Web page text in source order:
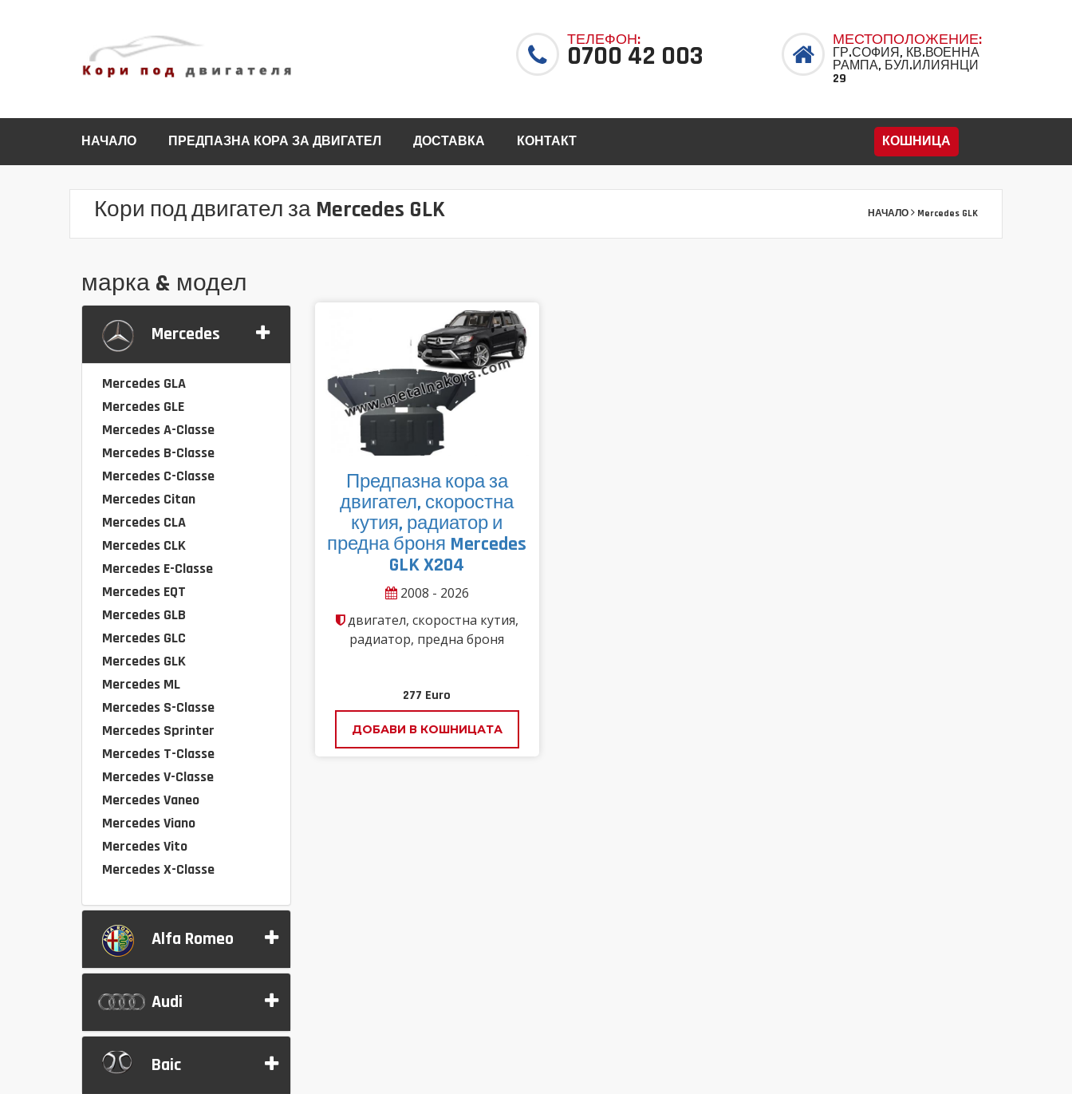
ТЕЛЕФОН:
0700 42 003 МЕСТОПОЛОЖЕНИЕ:
ГР.СОФИЯ, КВ.ВОЕННА
РАМПА, БУЛ.ИЛИЯНЦИ
29
НАЧАЛО ПРЕДПАЗНА КОРА ЗА ДВИГАТЕЛ ДОСТАВКА КОНТАКТ КОШНИЦА
Кори под двигател за Mercedes GLK НАЧАЛО Mercedes GLK
марка & модел
Mercedes
Mercedes GLA
Mercedes GLE
Mercedes A-Classe
Mercedes B-Classe
Mercedes C-Classe
Mercedes Citan
Mercedes CLA
Mercedes CLK
Mercedes E-Classe
Mercedes EQT
Mercedes GLB
Mercedes GLC
Mercedes GLK
Mercedes ML
Mercedes S-Classe
Mercedes Sprinter
Mercedes T-Classe
Mercedes V-Classe
Mercedes Vaneo
Mercedes Viano
Mercedes Vito
Mercedes X-Classe
Alfa Romeo
Audi
Baic
Предпазна кора за
двигател, скоростна
кутия, радиатор и
предна броня Mercedes
GLK X204
2008 - 2026
двигател, скоростна кутия,
радиатор, предна броня
277 Euro
ДОБАВИ В КОШНИЦАТА